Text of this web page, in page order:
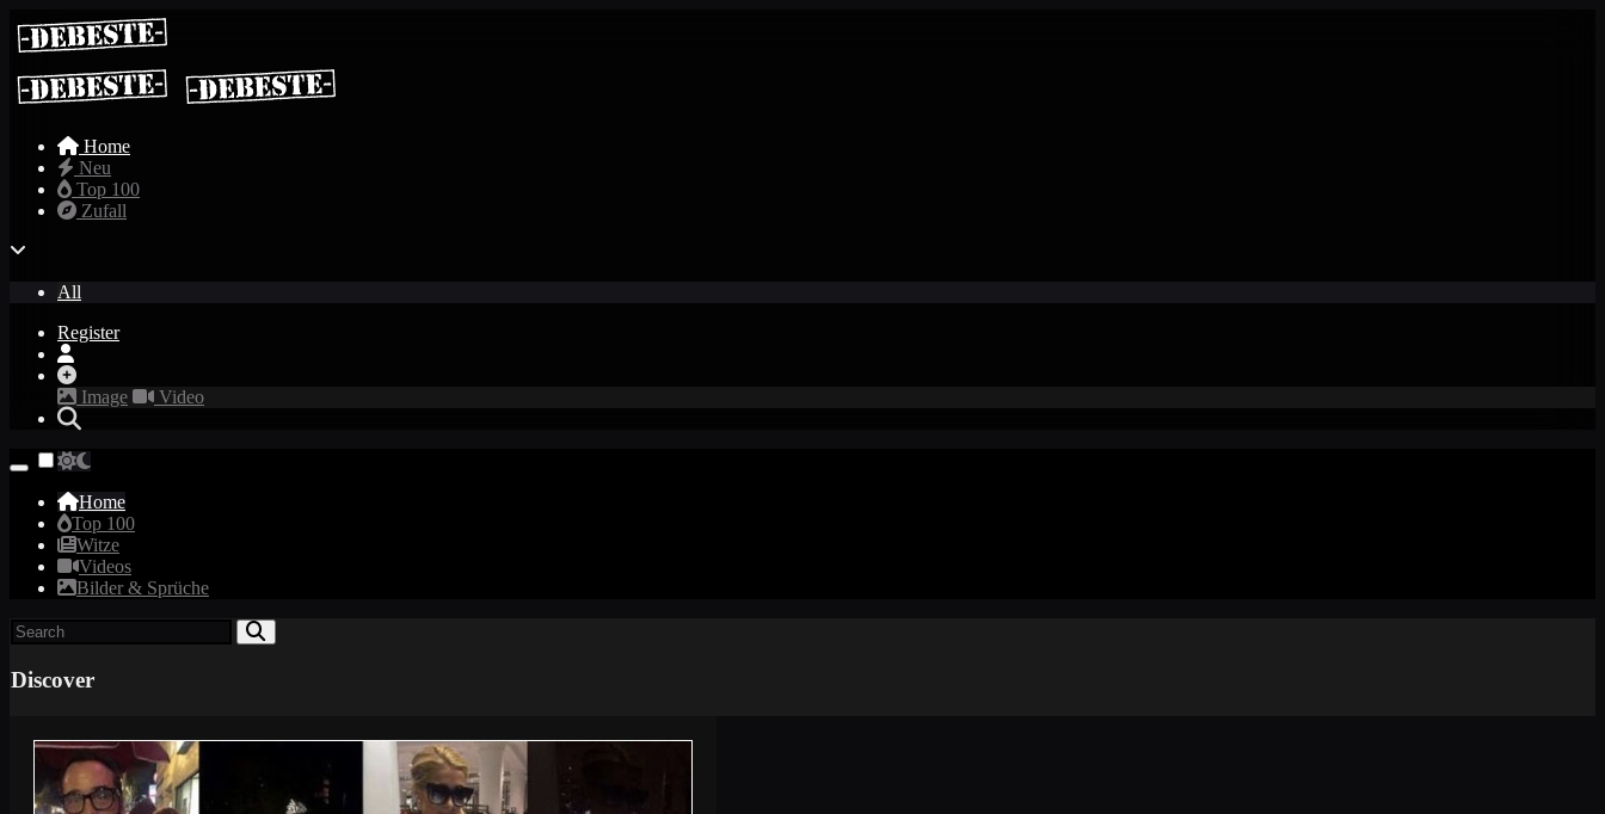
Home
Neu
Top 100
Zufall
All
Register
Image Video
Home
Top 100
Witze
Videos
Bilder & Sprüche
Discover